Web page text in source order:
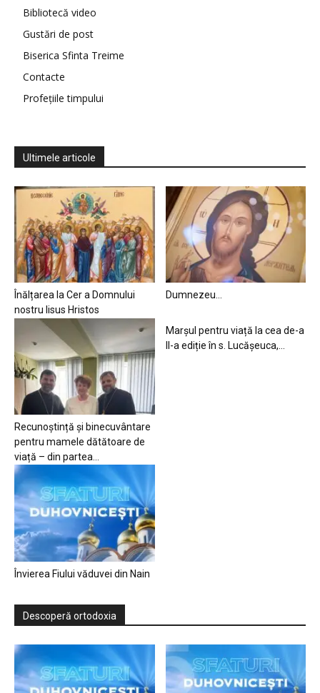
Bibliotecă video
Gustări de post
Biserica Sfinta Treime
Contacte
Profețiile timpului
Ultimele articole
Înălțarea la Cer a Domnului
nostru Iisus Hristos
Dumnezeu…
Recunoștință și binecuvântare
pentru mamele dătătoare de
viață – din partea...
Marșul pentru viață la cea de-a
II-a ediție în s. Lucășeuca,...
Învierea Fiului văduvei din Nain
Descoperă ortodoxia